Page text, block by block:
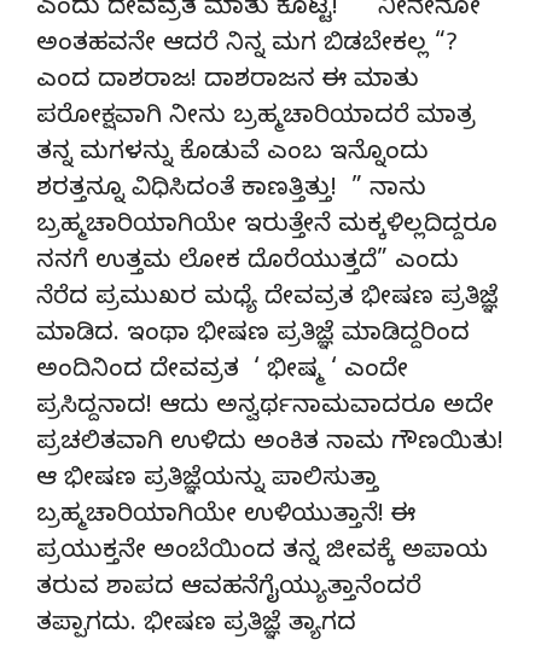
ಎಂದು ದೇವವ್ರತ ಮಾತು ಕೊಟ್ಟ! ” ನೀನೇನೋ
ಅಂತಹವನೇ ಆದರೆ ನಿನ್ನ ಮಗ ಬಿಡಬೇಕಲ್ಲ “?
ಎಂದ ದಾಶರಾಜ! ದಾಶರಾಜನ ಈ ಮಾತು
ಪರೋಕ್ಷವಾಗಿ ನೀನು ಬ್ರಹ್ಮಚಾರಿಯಾದರೆ ಮಾತ್ರ
ತನ್ನ ಮಗಳನ್ನು ಕೊಡುವೆ ಎಂಬ ಇನ್ನೊಂದು
ಶರತ್ತನ್ನೂ ವಿಧಿಸಿದಂತೆ ಕಾಣತ್ತಿತ್ತು! ” ನಾನು
ಬ್ರಹ್ಮಚಾರಿಯಾಗಿಯೇ ಇರುತ್ತೇನೆ ಮಕ್ಕಳಿಲ್ಲದಿದ್ದರೂ
ನನಗೆ ಉತ್ತಮ ಲೋಕ ದೊರೆಯುತ್ತದೆ‌” ಎಂದು
ನೆರೆದ ಪ್ರಮುಖರ ಮಧ್ಯೆ ದೇವವ್ರತ ಭೀಷಣ ಪ್ರತಿಜ್ಞೆ
ಮಾಡಿದ. ಇಂಥಾ ಭೀಷಣ ಪ್ರತಿಜ್ಞೆ ಮಾಡಿದ್ದರಿಂದ
ಅಂದಿನಿಂದ ದೇವವ್ರತ ‘ ಭೀಷ್ಮ ‘ ಎಂದೇ
ಪ್ರಸಿದ್ದನಾದ! ಆದು ಅನ್ವರ್ಥನಾಮವಾದರೂ ಅದೇ
ಪ್ರಚಲಿತವಾಗಿ ಉಳಿದು ಅಂಕಿತ ನಾಮ ಗೌಣಯಿತು!
ಆ ಭೀಷಣ ಪ್ರತಿಜ್ಞೆಯನ್ನು ಪಾಲಿಸುತ್ತಾ
ಬ್ರಹ್ಮಚಾರಿಯಾಗಿಯೇ ಉಳಿಯುತ್ತಾನೆ! ಈ
ಪ್ರಯುಕ್ತನೇ ಅಂಬೆಯಿಂದ ತನ್ನ ಜೀವಕ್ಕೆ ಅಪಾಯ
ತರುವ ಶಾಪದ ಆವಹನೆಗೈಯ್ಯುತ್ತಾನೆಂದರೆ
ತಪ್ಪಾಗದು. ಭೀಷಣ ಪ್ರತಿಜ್ಞೆ ತ್ಯಾಗದ